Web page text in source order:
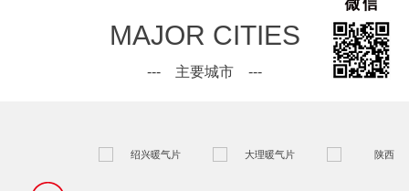
MAJOR CITIES
--- 主要城市 ---